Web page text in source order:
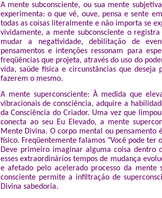
A mente subconsciente, ou sua mente
experimenta: o que vê, ouve, pensa e sente
todas as coisas literalmente e não importa se
vividamente, a mente subconsciente o
mudar a negatividade, debilitação de
pensamentos e intenções ressonam para
freqüências que projeta, através do uso do
vida, saúde física e circunstâncias que
fazerem o mesmo.
A mente superconsciente: À medida que
vibracionais de consciência, adquire a
da Consciência do Criador. Uma vez que
conecta ao seu Eu Elevado, a mente
Mente Divina. O corpo mental ou pensamento
físico. Freqüentemente falamos "Você pode ter
Deve primeiro imaginar alguma coisa dentro
esses extraordinários tempos de mudança
e afetado pelo acelerado processo da mente
consciente permite a infiltração de
Divina sabedoria.